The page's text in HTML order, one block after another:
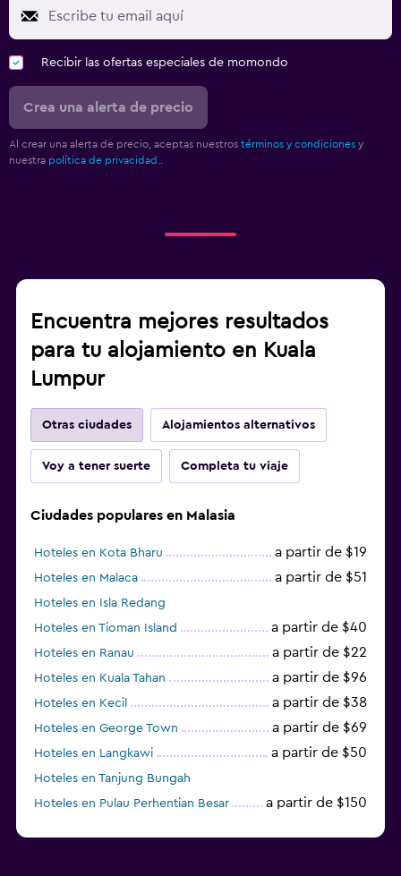
Recibir las ofertas especiales de momondo
Crea una alerta de precio
Al crear una alerta de precio, aceptas nuestros términos y condiciones y
nuestra política de privacidad.
Encuentra mejores resultados
para tu alojamiento en Kuala
Lumpur
Otras ciudades Alojamientos alternativos
Voy a tener suerte Completa tu viaje
Ciudades populares en Malasia
Hoteles en Kota Bharu a partir de $19
Hoteles en Malaca a partir de $51
Hoteles en Isla Redang
Hoteles en Tioman Island
a partir de $40
Hoteles en Ranau a partir de $22
Hoteles en Kuala Tahan a partir de $96
Hoteles en Kecil a partir de $38
Hoteles en George Town a partir de $69
Hoteles en Langkawi a partir de $50
Hoteles en Tanjung Bungah
Hoteles en Pulau Perhentian Besar
a partir de $150